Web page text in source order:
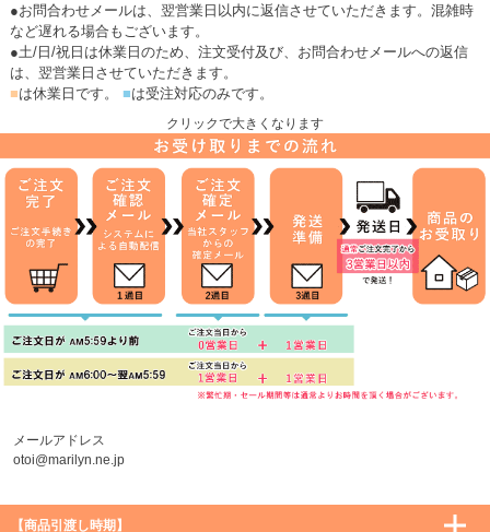
●お問合わせメールは、翌営業日以内に返信させていただきます。混雑時
など遅れる場合もございます。
●土/日/祝日は休業日のため、注文受付及び、お問合わせメールへの返信
は、翌営業日させていただきます。
■は休業日です。 ■は受注対応のみです。
クリックで大きくなります
メールアドレス
otoi@marilyn.ne.jp
【商品引渡し時期】